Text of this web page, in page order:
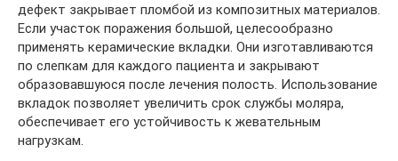
дефект закрывает пломбой из композитных материалов.
Если участок поражения большой, целесообразно
применять керамические вкладки. Они изготавливаются
по слепкам для каждого пациента и закрывают
образовавшуюся после лечения полость. Использование
вкладок позволяет увеличить срок службы моляра,
обеспечивает его устойчивость к жевательным
нагрузкам.